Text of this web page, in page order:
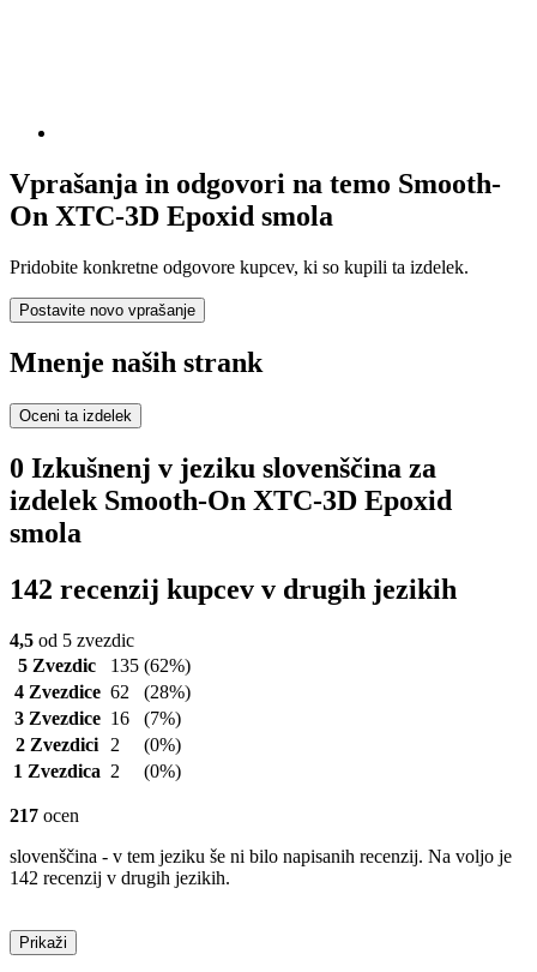
Vprašanja in odgovori na temo Smooth-
On XTC-3D Epoxid smola
Pridobite konkretne odgovore kupcev, ki so kupili ta izdelek.
Postavite novo vprašanje
Mnenje naših strank
Oceni ta izdelek
0 Izkušnenj v jeziku slovenščina za
izdelek Smooth-On XTC-3D Epoxid
smola
142 recenzij kupcev v drugih jezikih
4,5 od 5 zvezdic
5 Zvezdic
135 (62%)
4 Zvezdice 62
(28%)
3 Zvezdice 16
(7%)
2 Zvezdici
2
(0%)
1 Zvezdica 2 (0%)
217 ocen
slovenščina - v tem jeziku še ni bilo napisanih recenzij. Na voljo je
142 recenzij v drugih jezikih.
Prikaži